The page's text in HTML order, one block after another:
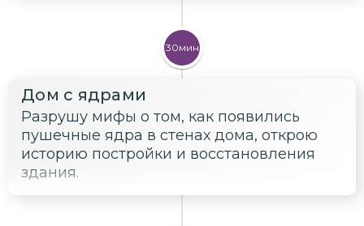
30мин
Дом с ядрами
Разрушу мифы о том, как появились
пушечные ядра в стенах дома, открою
историю постройки и восстановления
здания.